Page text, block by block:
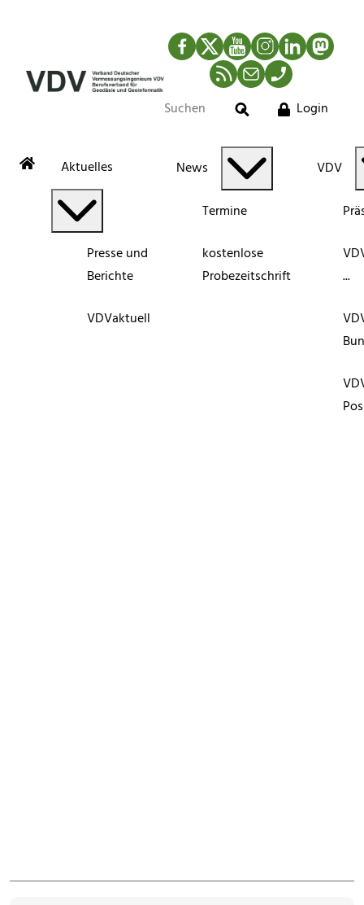
Facebook
TwitterYouTubeInstagram
LinkedIn
RSS-Newsfeed
MailTelefon
Suche
Login
Aktuelles
Presse und
Berichte
VDVaktuell
News
Termine
kostenlose
Probezeitschrift
VDV
...